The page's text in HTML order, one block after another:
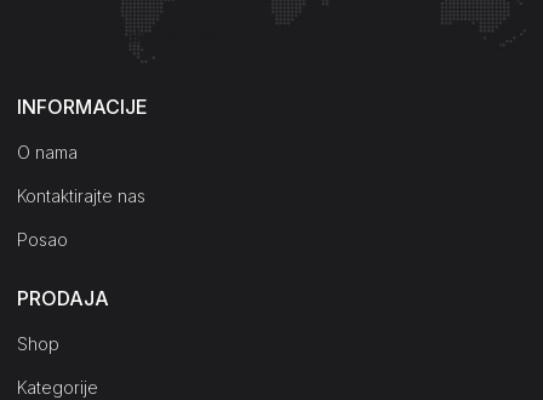
Kako do nas?
INFORMACIJE
O nama
Kontaktirajte nas
Posao
PRODAJA
Shop
Kategorije